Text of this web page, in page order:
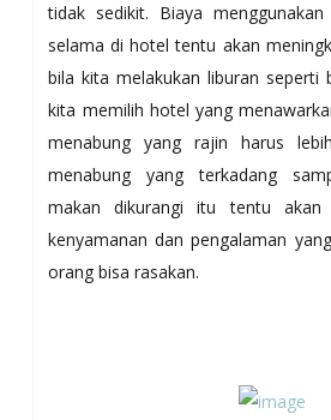
tidak sedikit. Biaya
selama di hotel tentu akan
bila kita melakukan liburan seperti
kita memilih hotel yang
menabung yang rajin harus
menabung yang terkadang
makan dikurangi itu tentu akan
kenyamanan dan pengalaman
orang bisa rasakan.